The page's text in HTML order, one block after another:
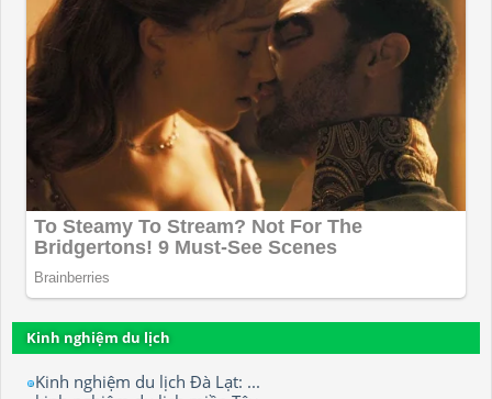
Kinh nghiệm du lịch
Kinh nghiệm du lịch Đà Lạt: ...